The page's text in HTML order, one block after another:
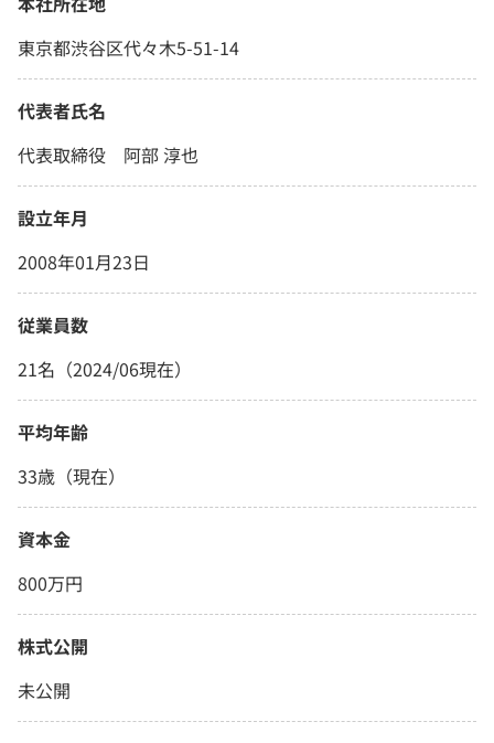
東京都渋谷区代々木5-51-14
代表者氏名
代表取締役 阿部 淳也
設立年月
2008年01月23日
従業員数
21名（2024/06現在）
平均年齢
33歳（現在）
資本金
800万円
株式公開
未公開